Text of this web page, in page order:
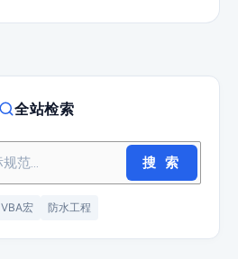
全站检索
搜 索
VBA宏 防水工程